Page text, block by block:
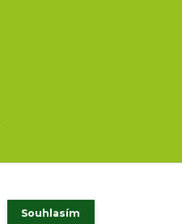
Souhlasím